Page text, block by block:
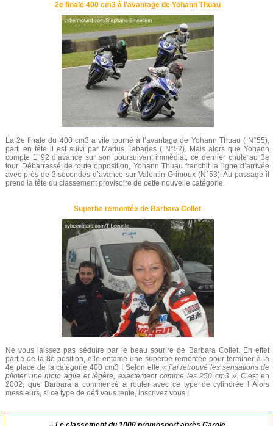
2e finale 400 cm3 à l’avantage de Yohann Thuau
La 2e finale du 400 cm3 a vite tourné à l’avantage de Yohann Thuau ( N°55),
parti en tête il est suivi par Marius Tabaries ( N°52). Mais alors que Yohann
compte 1’’92 d’avance sur son poursuivant immédiat, ce dernier chute au 3e
tour. Débarrassé de toute opposition, Yohann Thuau franchit la ligne d’arrivée
avec près de 3 secondes d’avance sur Valentin Grimoux (N°53). Au passage il
prend la tête du classement provisoire de cette nouvelle catégorie.
Superbe remontée de Barbara Collet
Ne vous laissez pas séduire par le beau sourire de Barbara Collet. En effet
partie de la 8e position, elle entame une superbe remontée pour terminer à la
4e place de la catégorie 400 cm3 ! Selon elle « j’ai retrouvé les sensations de
piloter une moto agile et légère, exactement comme les 250 cm3 ». C’est en
2002, que Barbara a commencé a rouler avec ce type de cylindrée ! Alors
messieurs, si ce type de défi vous tente, inscrivez vous !